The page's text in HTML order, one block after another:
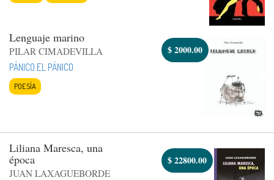
Lenguaje marino
PILAR CIMADEVILLA
PÁNICO EL PÁNICO
POESÍA
$2000.00
Liliana Maresca, una
época
JUAN LAXAGUEBORDE
$22800.00